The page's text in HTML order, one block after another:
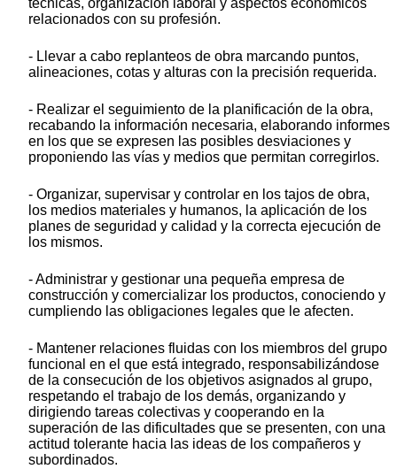
técnicas, organización laboral y aspectos económicos
relacionados con su profesión.
- Llevar a cabo replanteos de obra marcando puntos,
alineaciones, cotas y alturas con la precisión requerida.
- Realizar el seguimiento de la planificación de la obra,
recabando la información necesaria, elaborando informes
en los que se expresen las posibles desviaciones y
proponiendo las vías y medios que permitan corregirlos.
- Organizar, supervisar y controlar en los tajos de obra,
los medios materiales y humanos, la aplicación de los
planes de seguridad y calidad y la correcta ejecución de
los mismos.
- Administrar y gestionar una pequeña empresa de
construcción y comercializar los productos, conociendo y
cumpliendo las obligaciones legales que le afecten.
- Mantener relaciones fluidas con los miembros del grupo
funcional en el que está integrado, responsabilizándose
de la consecución de los objetivos asignados al grupo,
respetando el trabajo de los demás, organizando y
dirigiendo tareas colectivas y cooperando en la
superación de las dificultades que se presenten, con una
actitud tolerante hacia las ideas de los compañeros y
subordinados.